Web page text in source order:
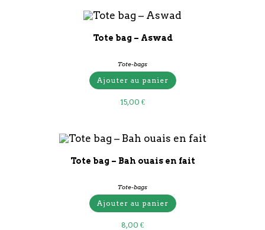
Tote bag – Aswad
Tote-bags
Ajouter au panier
15,00 €
Tote bag – Bah ouais en fait
Tote-bags
Ajouter au panier
8,00 €